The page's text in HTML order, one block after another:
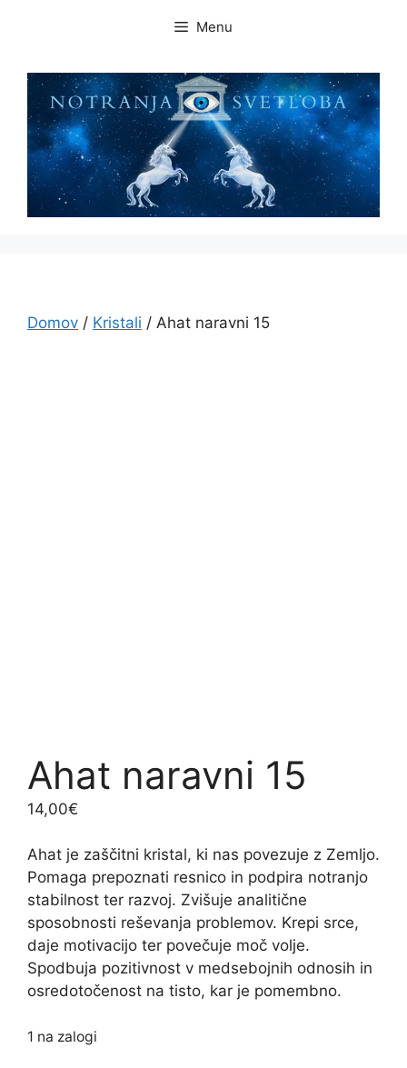
Menu
Domov / Kristali / Ahat naravni 15
Ahat naravni 15
14,00€
Ahat je zaščitni kristal, ki nas povezuje z Zemljo.
Pomaga prepoznati resnico in podpira notranjo
stabilnost ter razvoj. Zvišuje analitične
sposobnosti reševanja problemov. Krepi srce,
daje motivacijo ter povečuje moč volje.
Spodbuja pozitivnost v medsebojnih odnosih in
osredotočenost na tisto, kar je pomembno.
1 na zalogi